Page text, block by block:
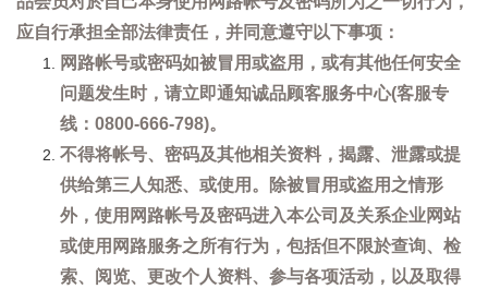
应自行承担全部法律责任，并同意遵守以下事项：
网路帐号或密码如被冒用或盗用，或有其他任何安全
问题发生时，请立即通知诚品顾客服务中心(客服专
线：0800-666-798)。
不得将帐号、密码及其他相关资料，揭露、泄露或提
供给第三人知悉、或使用。除被冒用或盗用之情形
外，使用网路帐号及密码进入本公司及关系企业网站
或使用网路服务之所有行为，包括但不限於查询、检
索、阅览、更改个人资料、参与各项活动，以及取得